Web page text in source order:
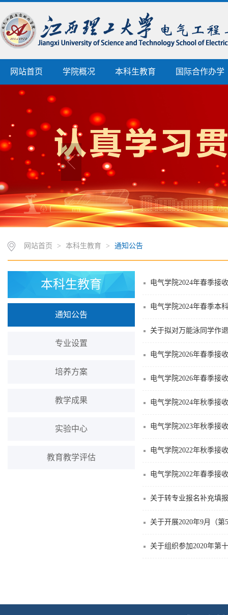
网站首页 学院概况 本科生教育 国际合作办学
网站首页 > 本科生教育 > 通知公告
本科生教育
通知公告
专业设置
培养方案
教学成果
实验中心
教育教学评估
电气学院2024年春季接
电气学院2024年春季本
关于拟对万能泳同学作
电气学院2026年春季接
电气学院2026年春季接
电气学院2024年秋季接
电气学院2023年秋季接
电气学院2022年秋季接
电气学院2022年春季接
关于转专业报名补充填
关于开展2020年9月（
关于组织参加2020年第